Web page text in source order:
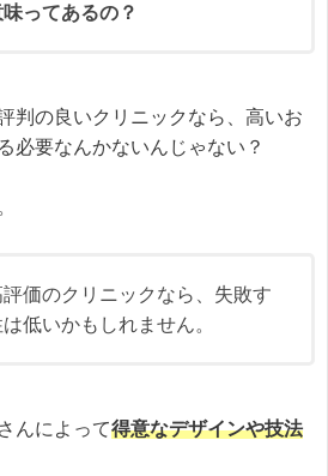
ってあるの？
判の良いクリニックなら、高いお
必要なんかないんじゃない？
価のクリニックなら、失敗す
低いかもしれません。
んによって得意なデザインや技法